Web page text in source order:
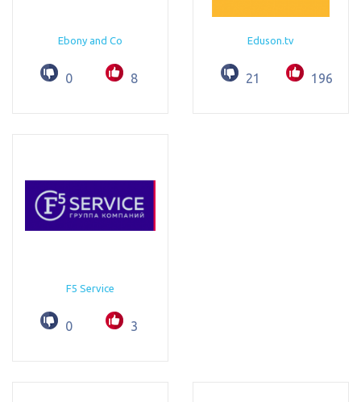
Ebony and Co
0 8
Eduson.tv
21 196
F5 Service
0 3